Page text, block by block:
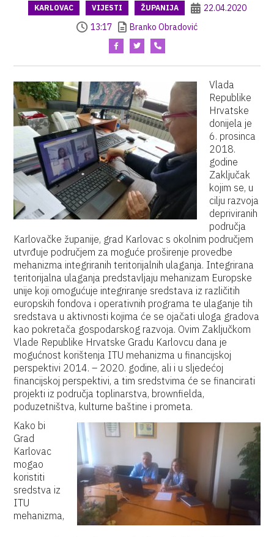
KARLOVAC VIJESTI ŽUPANIJA
22.04.2020
13:17
Branko Obradović
Vlada
Republike
Hrvatske
donijela je
6. prosinca
2018.
godine
Zaključak
kojim se, u
cilju razvoja
depriviranih
područja
Karlovačke županije, grad Karlovac s okolnim područjem
utvrđuje područjem za moguće proširenje provedbe
mehanizma integriranih teritorijalnih ulaganja. Integrirana
teritorijalna ulaganja predstavljaju mehanizam Europske
unije koji omogućuje integriranje sredstava iz različitih
europskih fondova i operativnih programa te ulaganje tih
sredstava u aktivnosti kojima će se ojačati uloga gradova
kao pokretača gospodarskog razvoja. Ovim Zaključkom
Vlade Republike Hrvatske Gradu Karlovcu dana je
mogućnost korištenja ITU mehanizma u financijskoj
perspektivi 2014. – 2020. godine, ali i u sljedećoj
financijskoj perspektivi, a tim sredstvima će se financirati
projekti iz područja toplinarstva, brownfielda,
poduzetništva, kulturne baštine i prometa.
Kako bi
Grad
Karlovac
mogao
koristiti
sredstva iz
ITU
mehanizma,